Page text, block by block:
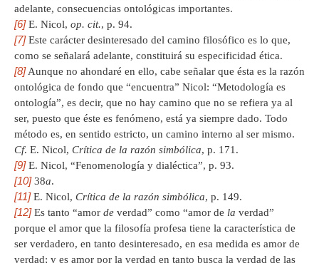
adelante, consecuencias ontológicas importantes.
[6]E. Nicol, op. cit., p. 94.
[7]Este carácter desinteresado del camino filosófico es lo que,
como se señalará adelante, constituirá su especificidad ética.
[8]Aunque no ahondaré en ello, cabe señalar que ésta es la razón
ontológica de fondo que “encuentra” Nicol: “Metodología es
ontología”, es decir, que no hay camino que no se refiera ya al
ser, puesto que éste es fenómeno, está ya siempre dado. Todo
método es, en sentido estricto, un camino interno al ser mismo.
Cf. E. Nicol, Crítica de la razón simbólica, p. 171.
[9]E. Nicol, “Fenomenología y dialéctica”, p. 93.
[10]38a.
[11]E. Nicol, Crítica de la razón simbólica, p. 149.
[12]Es tanto “amor de verdad” como “amor de la verdad”
porque el amor que la filosofía profesa tiene la característica de
ser verdadero, en tanto desinteresado, en esa medida es amor de
verdad; y es amor por la verdad en tanto busca la verdad de las